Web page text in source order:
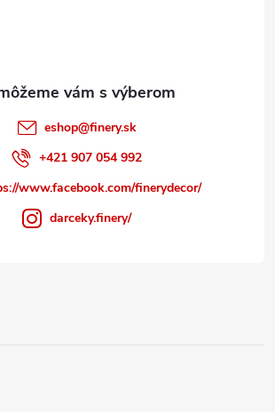
eshop@finery.sk
+421 907 054 992
www.facebook.com/finerydecor/
darceky.finery/